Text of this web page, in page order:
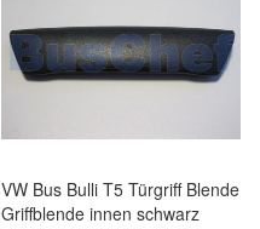
VW Bus Bulli T5 Türgriff Blende
Griffblende innen schwarz